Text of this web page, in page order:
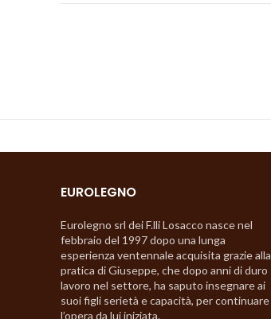
EUROLEGNO
Eurolegno srl dei F.lli Losacco nasce nel
febbraio del 1997 dopo una lunga
esperienza ventennale acquisita grazie alla
pratica di Giuseppe, che dopo anni di duro
lavoro nel settore, ha saputo insegnare ai
suoi figli serietà e capacità, per continuare
l’opera da lui iniziata.